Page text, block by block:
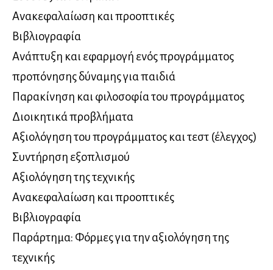
Ανακεφαλαίωση και προοπτικές
Βιβλιογραφία
Ανάπτυξη και εφαρμογή ενός προγράμματος
προπόνησης δύναμης για παιδιά
Παρακίνηση και φιλοσοφία του προγράμματος
Διοικητικά προβλήματα
Αξιολόγηση του προγράμματος και τεστ (έλεγχος)
Συντήρηση εξοπλισμού
Αξιολόγηση της τεχνικής
Ανακεφαλαίωση και προοπτικές
Βιβλιογραφία
Παράρτημα: Φόρμες για την αξιολόγηση της
τεχνικής